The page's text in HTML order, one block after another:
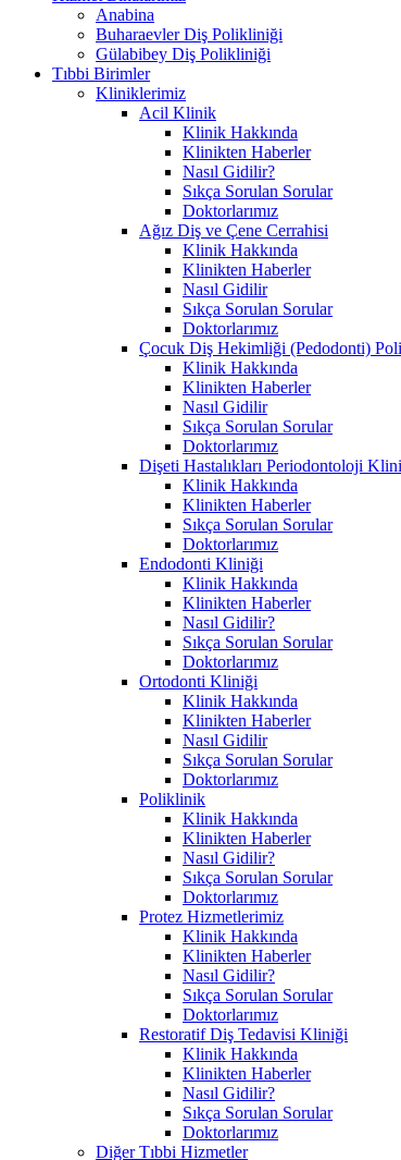
Anabina
Buharaevler Diş Polikliniği
Gülabibey Diş Polikliniği
Tıbbi Birimler
Kliniklerimiz
Acil Klinik
Klinik Hakkında
Klinikten Haberler
Nasıl Gidilir?
Sıkça Sorulan Sorular
Doktorlarımız
Ağız Diş ve Çene Cerrahisi
Klinik Hakkında
Klinikten Haberler
Nasıl Gidilir
Sıkça Sorulan Sorular
Doktorlarımız
Çocuk Diş Hekimliği (Pedodonti)
Klinik Hakkında
Klinikten Haberler
Nasıl Gidilir
Sıkça Sorulan Sorular
Doktorlarımız
Dişeti Hastalıkları Periodontoloji
Klinik Hakkında
Klinikten Haberler
Sıkça Sorulan Sorular
Doktorlarımız
Endodonti Kliniği
Klinik Hakkında
Klinikten Haberler
Nasıl Gidilir?
Sıkça Sorulan Sorular
Doktorlarımız
Ortodonti Kliniği
Klinik Hakkında
Klinikten Haberler
Nasıl Gidilir
Sıkça Sorulan Sorular
Doktorlarımız
Poliklinik
Klinik Hakkında
Klinikten Haberler
Nasıl Gidilir?
Sıkça Sorulan Sorular
Doktorlarımız
Protez Hizmetlerimiz
Klinik Hakkında
Klinikten Haberler
Nasıl Gidilir?
Sıkça Sorulan Sorular
Doktorlarımız
Restoratif Diş Tedavisi Kliniği
Klinik Hakkında
Klinikten Haberler
Nasıl Gidilir?
Sıkça Sorulan Sorular
Doktorlarımız
Diğer Tıbbi Hizmetler